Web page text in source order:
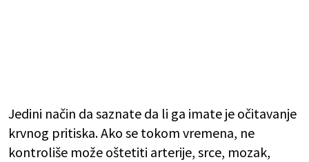
Jedini način da saznate da li ga imate je očitavanje
krvnog pritiska. Ako se tokom vremena, ne
kontroliše može oštetiti arterije, srce, mozak,